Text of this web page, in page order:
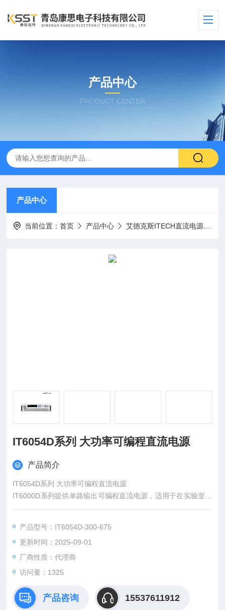
产品中心
PRODUCT CENTER
产品中心
当前位置：首页 产品中心 艾德克斯ITECH直流电源
IT6054D系列 大功率可编程直流电源
产品简介
IT6054D系列 大功率可编程直流电源
IT6000D系列提供单路输出可编程直流电源，适用于在实验室和
自动测试系统中提供大功率、稳定的直流供电。IT6000D系列电
压和电流组合，具备灵活性。IT6000D系列应用范围宽广，单机
范围5kW到144kW，电流范围高达2040A及电压范围高达2250
V。
产品型号：IT6054D-300-675
更新时间：2025-09-01
厂商性质：代理商
访问量：1325
产品咨询 15537611912